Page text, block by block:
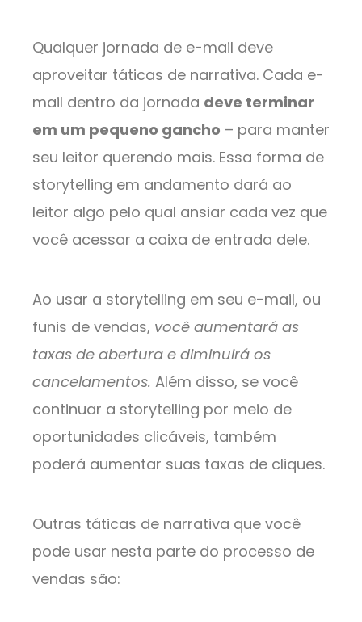
Qualquer jornada de e-mail deve
aproveitar táticas de narrativa. Cada e-
mail dentro da jornada deve terminar
em um pequeno gancho – para manter
seu leitor querendo mais. Essa forma de
storytelling em andamento dará ao
leitor algo pelo qual ansiar cada vez que
você acessar a caixa de entrada dele.
Ao usar a storytelling em seu e-mail, ou
funis de vendas, você aumentará as
taxas de abertura e diminuirá os
cancelamentos. Além disso, se você
continuar a storytelling por meio de
oportunidades clicáveis, também
poderá aumentar suas taxas de cliques.
Outras táticas de narrativa que você
pode usar nesta parte do processo de
vendas são: